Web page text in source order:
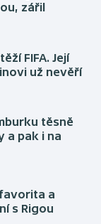
zářil
FIFA. Její
už nevěří
těsně
a pak i na
a
s Rigou